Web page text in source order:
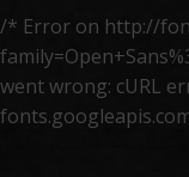
/* Error on http://
went wrong: cURL